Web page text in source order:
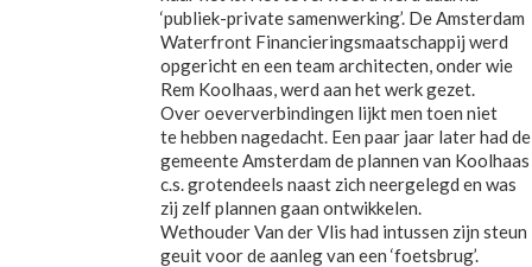
‘publiek-private samenwerking’. De Amsterdam
Waterfront Financieringsmaatschappij werd
opgericht en een team architecten, onder wie
Rem Koolhaas, werd aan het werk gezet.
Over oeververbindingen lijkt men toen niet
te hebben nagedacht. Een paar jaar later had de
gemeente Amsterdam de plannen van Koolhaas
c.s. grotendeels naast zich neergelegd en was
zij zelf plannen gaan ontwikkelen.
Wethouder Van der Vlis had intussen zijn steun
geuit voor de aanleg van een ‘foetsbrug’.